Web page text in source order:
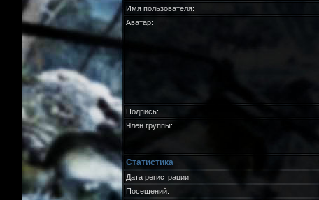
Имя пользователя:
Аватар:
Подпись:
Член группы:
Статистика
Дата регистрации:
Посещений: